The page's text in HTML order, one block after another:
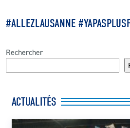
#ALLEZLAUSANNE
Rechercher
ACTUALITÉS